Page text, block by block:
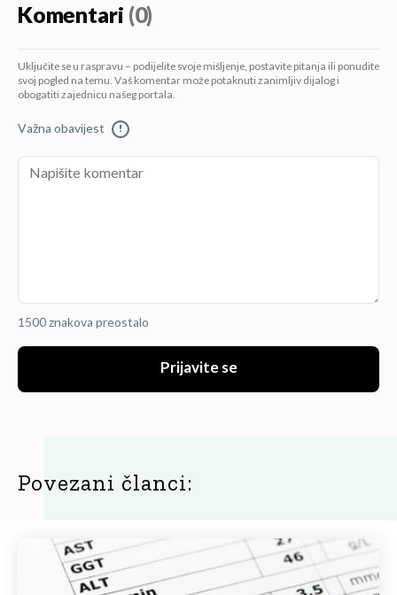
Komentari (0)
Uključite se u raspravu – podijelite svoje mišljenje, postavite pitanja ili ponudite
svoj pogled na temu. Vaš komentar može potaknuti zanimljiv dijalog i
obogatiti zajednicu našeg portala.
Važna obavijest !
1500 znakova preostalo
Prijavite se
Povezani članci: